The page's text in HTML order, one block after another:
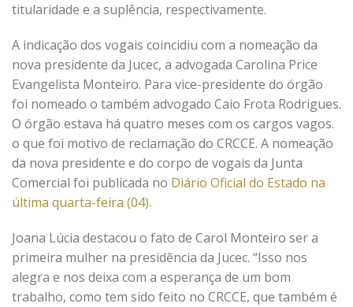
titularidade e a suplência, respectivamente.
A indicação dos vogais coincidiu com a nomeação da
nova presidente da Jucec, a advogada Carolina Price
Evangelista Monteiro. Para vice-presidente do órgão
foi nomeado o também advogado Caio Frota Rodrigues.
O órgão estava há quatro meses com os cargos vagos.
o que foi motivo de reclamação do CRCCE. A nomeação
da nova presidente e do corpo de vogais da Junta
Comercial foi publicada no Diário Oficial do Estado na
última quarta-feira (04).
Joana Lúcia destacou o fato de Carol Monteiro ser a
primeira mulher na presidẽncia da Jucec. “Isso nos
alegra e nos deixa com a esperança de um bom
trabalho, como tem sido feito no CRCCE, que também é